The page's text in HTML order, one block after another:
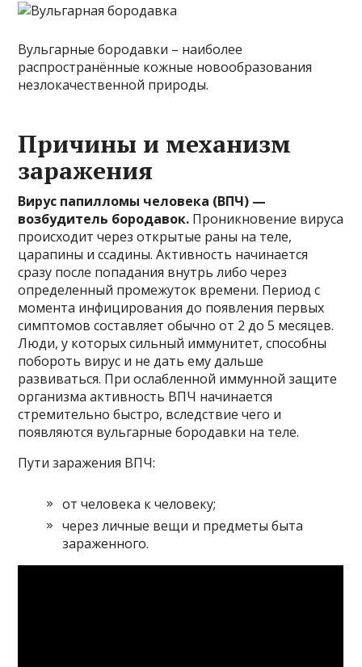
Вульгарные бородавки – наиболее
распространённые кожные новообразования
незлокачественной природы.
Причины и механизм
заражения
Вирус папилломы человека (ВПЧ) —
возбудитель бородавок. Проникновение вируса
происходит через открытые раны на теле,
царапины и ссадины. Активность начинается
сразу после попадания внутрь либо через
определенный промежуток времени. Период с
момента инфицирования до появления первых
симптомов составляет обычно от 2 до 5 месяцев.
Люди, у которых сильный иммунитет, способны
побороть вирус и не дать ему дальше
развиваться. При ослабленной иммунной защите
организма активность ВПЧ начинается
стремительно быстро, вследствие чего и
появляются вульгарные бородавки на теле.
Пути заражения ВПЧ:
от человека к человеку;
через личные вещи и предметы быта
зараженного.